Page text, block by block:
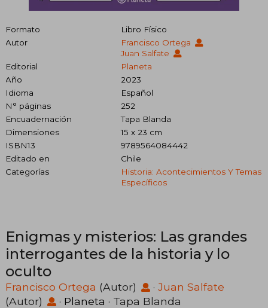
Formato
Libro Físico
Autor
Francisco Ortega
Juan Salfate
Editorial
Planeta
Año
2023
Idioma
Español
N° páginas
252
Encuadernación
Tapa Blanda
Dimensiones
15 x 23 cm
ISBN13
9789564084442
Editado en
Chile
Categorías
Historia: Acontecimientos Y Temas
Específicos
Enigmas y misterios: Las grandes
interrogantes de la historia y lo
oculto
Francisco Ortega (Autor) · Juan Salfate
(Autor)
· Planeta · Tapa Blanda